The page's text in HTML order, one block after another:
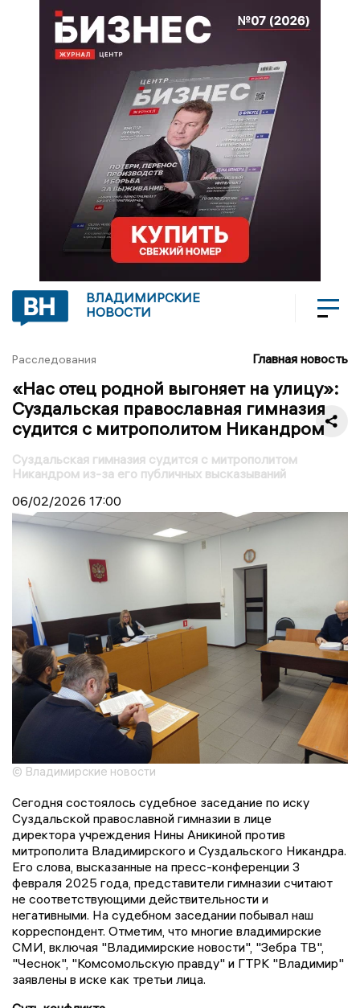
ВЛАДИМИРСКИЕ
НОВОСТИ
Расследования Главная новость
«Нас отец родной выгоняет на улицу»:
Суздальская православная гимназия
судится с митрополитом Никандром
Суздальская гимназия судится с митрополитом
Никандром из-за его публичных высказываний
06/02/2026 17:00
© Владимирские новости
Сегодня состоялось судебное заседание по иску
Суздальской православной гимназии в лице
директора учреждения Нины Аникиной против
митрополита Владимирского и Суздальского Никандра.
Его слова, высказанные на пресс-конференции 3
февраля 2025 года, представители гимназии считают
не соответствующими действительности и
негативными. На судебном заседании побывал наш
корреспондент. Отметим, что многие владимирские
СМИ, включая "Владимирские новости", "Зебра ТВ",
"Чеснок", "Комсомольскую правду" и ГТРК "Владимир"
заявлены в иске как третьи лица.